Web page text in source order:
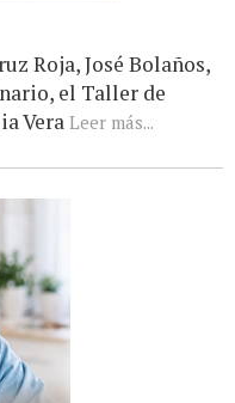
Roja, José Bolaños,
el Taller de
Vera Leer más...